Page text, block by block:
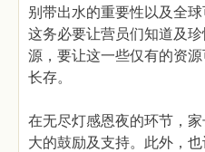
别带出水的重要性以及全球
这务必要让营员们知道及
源，要让这一些仅有的资
长存。
在无尽灯感恩夜的环节，
大的鼓励及支持。此外，